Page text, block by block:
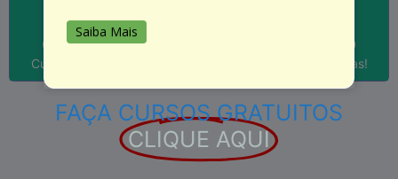
CURSOS ACESSO 100% GRATUITO
Cursos com certificados de 60, 80, 100, 120 e 160 Horas!
CURSOS COM CERTIFICADOS!
FAÇA CURSOS GRATUITOS
CLIQUE AQUI
Saiba Mais